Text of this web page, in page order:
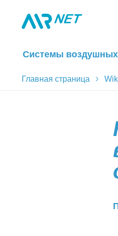
Системы
Главная страница